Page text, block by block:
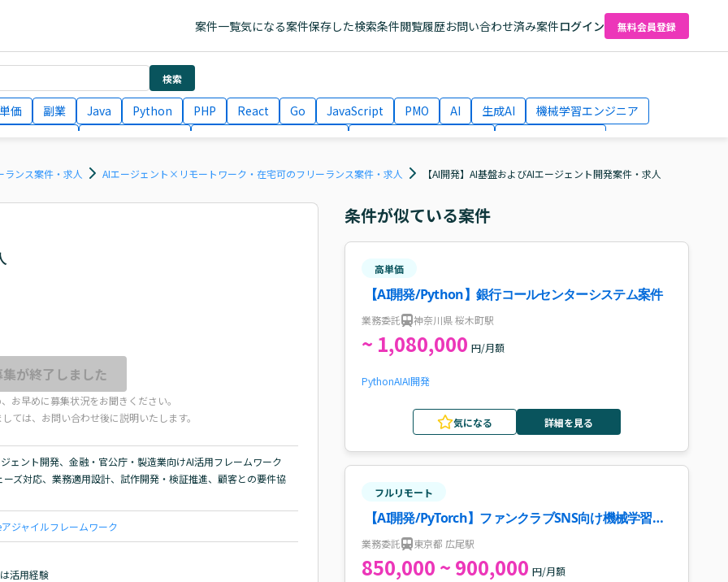
案件一覧気になる案件保存した検索条件閲覧履歴お問い合わせ済み案件ログイン 無料会員登録
検索
価 副業 Java Python PHP React Go JavaScript PMO AI 生成AI
機械学習エンジニア
月収100万円 業務委託
AWS
ランス案件・求人 AIエージェント×リモートワーク・在宅可のフリーランス案件・求人 【AI開発】AI基盤およびAIエージェント開発案件・求人
が終了しました
お早めに募集状況をお聞きください。
ては、お問い合わせ後に説明いたします。
ェント開発、金融・官公庁・製造業向けAI活用フレームワーク
ズ対応、業務適用設計、試作開発・検証推進、顧客との要件協
アジャイルフレームワーク
活用経験
条件が似ている案件
高単価
【AI開発/Python】銀行コールセンターシステム案件
業務委託 神奈川県 桜木町駅
~ 1,080,000 円/月額
PythonAIAI開発
気になる 詳細を見る
フルリモート
【AI開発/PyTorch】ファンクラブSNS向け機械学習エ
ンジニア案件・求人
業務委託 東京都 広尾駅
850,000 ~ 900,000 円/月額